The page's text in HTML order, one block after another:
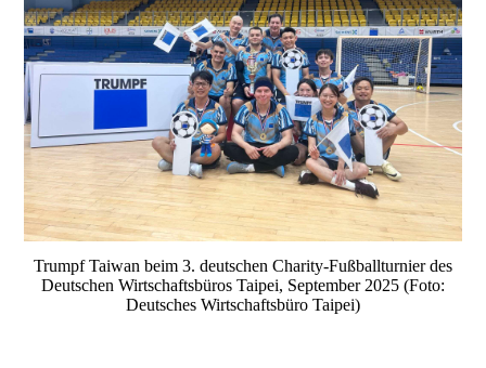
Trumpf Taiwan beim 3. deutschen Charity-Fußballturnier des
Deutschen Wirtschaftsbüros Taipei, September 2025 (Foto:
Deutsches Wirtschaftsbüro Taipei)